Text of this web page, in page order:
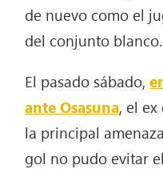
de nuevo como el
del conjunto blanco.
El pasado sábado,
ante Osasuna, el
la principal
gol no pudo evitar